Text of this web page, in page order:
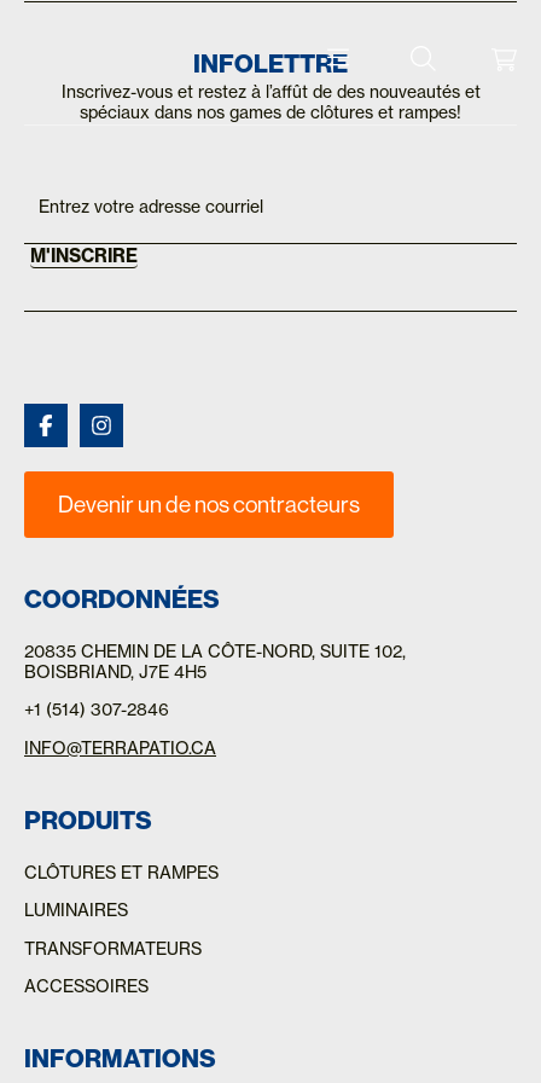
INFOLETTRE
Inscrivez-vous et restez à l’affût de des nouveautés et
spéciaux dans nos games de clôtures et rampes!
Mailchimp
are
human,
this
field
M'INSCRIRE
Devenir un de nos contracteurs
COORDONNÉES
20835 CHEMIN DE LA CÔTE-NORD, SUITE 102,
BOISBRIAND, J7E 4H5
+1 (514) 307-2846
INFO@TERRAPATIO.CA
PRODUITS
CLÔTURES ET RAMPES
LUMINAIRES
TRANSFORMATEURS
ACCESSOIRES
INFORMATIONS